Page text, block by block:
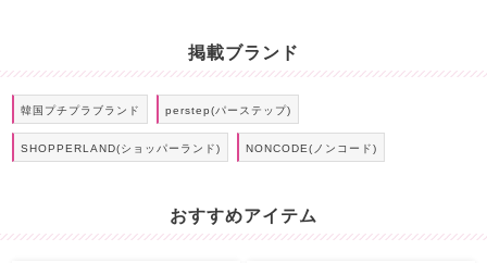
掲載ブランド
韓国プチプラブランド perstep(パーステップ)
SHOPPERLAND(ショッパーランド) NONCODE(ノンコード)
おすすめアイテム